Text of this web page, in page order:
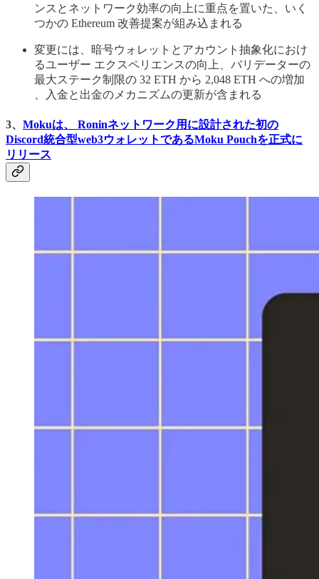
ンスとネットワーク効率の向上に重点を置いた、いく
つかの Ethereum 改善提案が組み込まれる
変更には、暗号ウォレットとアカウント抽象化におけ
るユーザー エクスペリエンスの向上、バリデーターの
最大ステーク制限の 32 ETH から 2,048 ETH への増加
、入金と出金のメカニズムの更新が含まれる
3、 Mokuは、 Roninネットワーク用に設計された初の
Discord統合型web3ウォレットであるMoku Pouchを正式に
リリース